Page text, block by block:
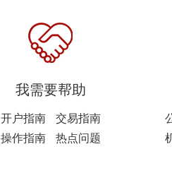
我需要帮助
开户指南
交易指南
操作指南
热点问题